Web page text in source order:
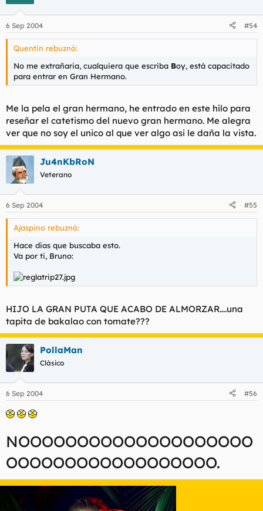
6 Sep 2004 #54
Quentin rebuznó:
No me extrañaria, cualquiera que escriba Boy, está capacitado
para entrar en Gran Hermano.
Me la pela el gran hermano, he entrado en este hilo para
reseñar el catetismo del nuevo gran hermano. Me alegra
ver que no soy el unico al que ver algo asi le daña la vista.
Ju4nKbRoN
Veterano
6 Sep 2004 #55
Ajaspino rebuznó:
Hace dias que buscaba esto.
Va por ti, Bruno:
HIJO LA GRAN PUTA QUE ACABO DE ALMORZAR....una
tapita de bakalao con tomate???
PollaMan
Clásico
6 Sep 2004 #56
NOOOOOOOOOOOOOOOOOOOO
OOOOOOOOOOOOOOOOOO.